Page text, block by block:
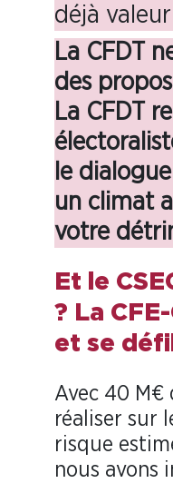
déjà
La CFDT
des
La CFDT
le
un climat
votre
Et le
? La
et se
Avec 40 M€
réaliser sur
risque
nous avons